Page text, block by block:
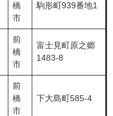
橋
市
駒形町939番地1
前
橋
市
富士見町原之郷
1483-8
前
橋
市
下大島町585-4